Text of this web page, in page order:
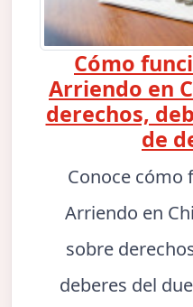
Cómo
Arriendo en
derechos,
de
Conoce cómo
Arriendo en
sobre
deberes del